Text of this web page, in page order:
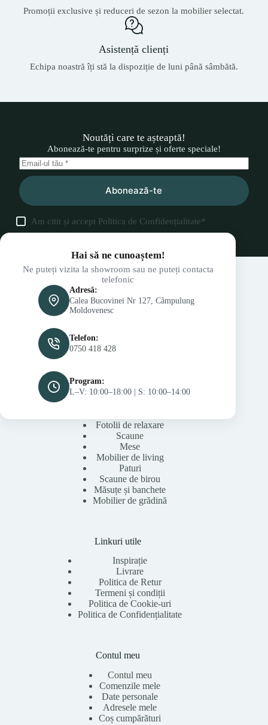
Promoții exclusive și reduceri de sezon la mobilier selectat.
Asistență clienți
Echipa noastră îți stă la dispoziție de luni până sâmbătă.
Noutăți care te așteaptă!
Abonează-te pentru surprize și oferte speciale!
Abonează-te
Am citit și accept Politica de Confidențialitate*
Hai să ne cunoaștem!
Ne puteți vizita la showroom sau ne puteți contacta
telefonic
Adresă:
Calea Bucovinei Nr 127, Câmpulung
Moldovenesc
Telefon:
0750 418 428
Program:
L–V: 10:00–18:00 | S: 10:00–14:00
Fotolii de relaxare
Scaune
Mese
Mobilier de living
Paturi
Scaune de birou
Măsuțe și banchete
Mobilier de grădină
Linkuri utile
Inspirație
Livrare
Politica de Retur
Termeni și condiții
Politica de Cookie-uri
Politica de Confidențialitate
Contul meu
Contul meu
Comenzile mele
Date personale
Adresele mele
Coș cumpărături